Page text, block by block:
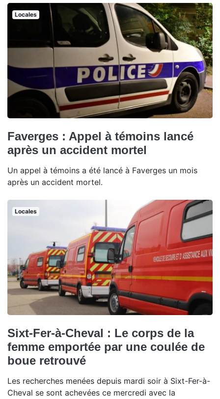
Locales
Faverges : Appel à témoins lancé
après un accident mortel
Un appel à témoins a été lancé à Faverges un mois
après un accident mortel.
Locales
Sixt-Fer-à-Cheval : Le corps de la
femme emportée par une coulée de
boue retrouvé
Les recherches menées depuis mardi soir à Sixt-Fer-à-
Cheval se sont achevées ce mercredi avec la